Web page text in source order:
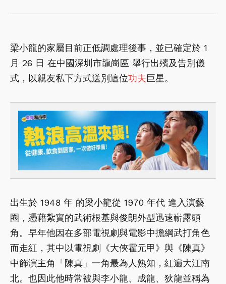
梁小龍的家屬目前正低調處理後事，並已確定於 1
月 26 日 在中國深圳市龍崗區 舉行出殯及告別儀
式，以親友私下方式送別這位功夫巨星。
出生於 1948 年 的梁小龍從 1970 年代 進入演藝
圈，憑藉紮實的武術根基與俊朗外型迅速嶄露頭
角。早年他因在多部電視劇與電影中擔綱武打角色
而走紅，其中以電視劇《大俠霍元甲》與《陳真》
中飾演主角「陳真」一角最為人熟知，紅遍大江南
北。也因此他時常被與李小龍、成龍、狄龍並稱為